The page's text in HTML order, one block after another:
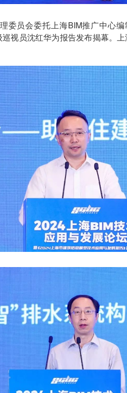
委员会委托上海BIM推广中心
视员沈红华为报告发布揭幕。